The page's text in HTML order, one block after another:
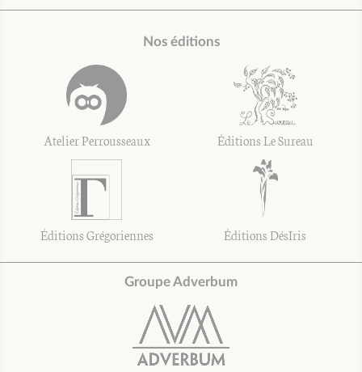
Nos éditions
Atelier Perrousseaux Éditions Le Sureau
Éditions Grégoriennes Éditions DésIris
Groupe Adverbum